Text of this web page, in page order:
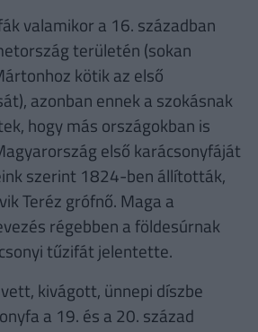
valamikor a 16. században
területén (sokan
kötik az első
azonban ennek a szokásnak
hogy más országokban is
első karácsonyfáját
szerint 1824-ben állították,
Teréz grófnő. Maga a
régebben a földesúrnak
tűzifát jelentette.
kivágott, ünnepi díszbe
a 19. és a 20. század